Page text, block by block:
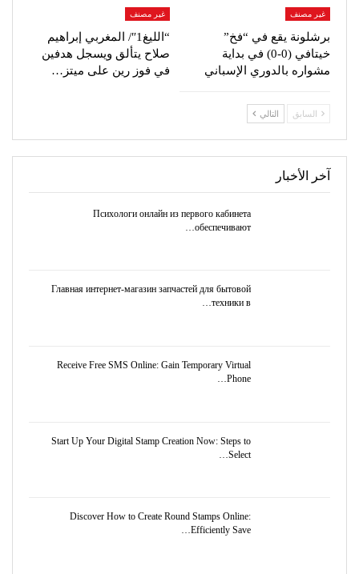
غير مصنف
برشلونة يقع في “فخ”
خيتافي (0-0) في بداية
مشواره بالدوري الإسباني
غير مصنف
“الليغ1″/ المغربي إبراهيم
صلاح يتألق ويسجل هدفين
في فوز رين على ميتز…
السابق التالي
آخر الأخبار
Психологи онлайн из первого кабинета
обеспечивают…
Главная интернет-магазин запчастей для бытовой
техники в…
Receive Free SMS Online: Gain Temporary Virtual
Phone…
Start Up Your Digital Stamp Creation Now: Steps to
Select…
Discover How to Create Round Stamps Online:
Efficiently Save…